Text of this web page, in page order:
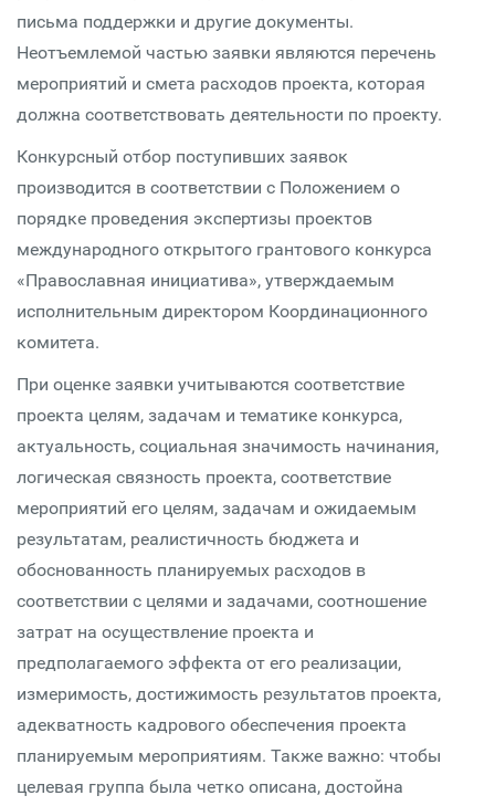
письма поддержки и другие документы.
Неотъемлемой частью заявки являются перечень
мероприятий и смета расходов проекта, которая
должна соответствовать деятельности по проекту.
Конкурсный отбор поступивших заявок
производится в соответствии с Положением о
порядке проведения экспертизы проектов
международного открытого грантового конкурса
«Православная инициатива», утверждаемым
исполнительным директором Координационного
комитета.
При оценке заявки учитываются соответствие
проекта целям, задачам и тематике конкурса,
актуальность, социальная значимость начинания,
логическая связность проекта, соответствие
мероприятий его целям, задачам и ожидаемым
результатам, реалистичность бюджета и
обоснованность планируемых расходов в
соответствии с целями и задачами, соотношение
затрат на осуществление проекта и
предполагаемого эффекта от его реализации,
измеримость, достижимость результатов проекта,
адекватность кадрового обеспечения проекта
планируемым мероприятиям. Также важно: чтобы
целевая группа была четко описана, достойна